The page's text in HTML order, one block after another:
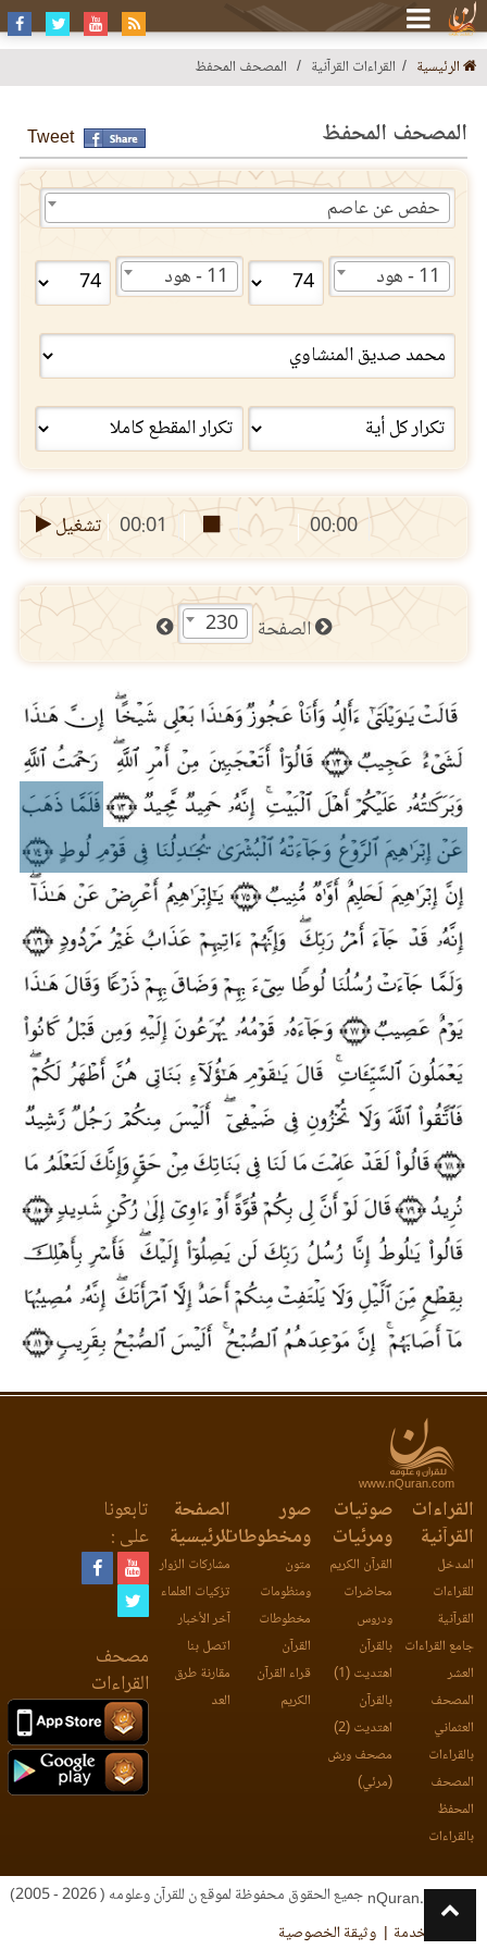
الرئيسية القراءات القرآنية المصحف المحفظ
المصحف المحفظ Tweet
حفص عن عاصم
11 - هود 11 - هود
00:00
00:01 تشغيل
الصفحة 230
www.nQuran.com
القراءات
القرآنية
المدخل
للقراءات
القرآنية
جامع القراءات
العشر
المصحف
العثماني
بالقراءات
المصحف
المحفظ
بالقراءات
صوتيات
ومرئيات
القرآن الكريم
محاضرات
ودروس
بالقرآن
اهتديت (1)
بالقرآن
اهتديت (2)
مصحف ورش
(مرئي)
صور
ومخطوطات
متون
ومنظومات
مخطوطات
القرآن
قراء القرآن
الكريم
الصفحة
الرئيسية
مشاركات الزوار
تزكيات العلماء
آخر الأخبار
اتصل بنا
مقارنة طرق
العد
تابعونا
على :
مصحف
القراءات
جميع الحقوق محفوظة لموقع ن للقرآن وعلومه ( 2026 - 2005)
nQuran.com
اتفاقية الخدمة
وثيقة الخصوصية